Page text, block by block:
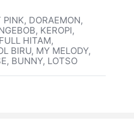
DORAEMON,
KEROPI,
HITAM,
BIRU, MY MELODY,
BUNNY, LOTSO